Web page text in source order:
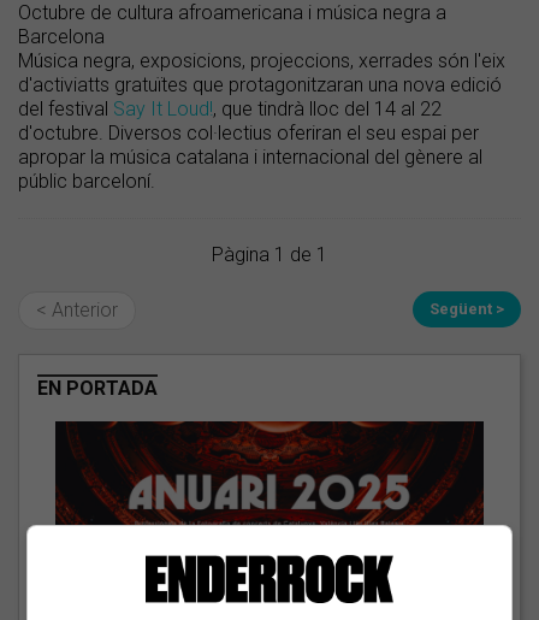
Octubre de cultura afroamericana i música negra a
Barcelona
Música negra, exposicions, projeccions, xerrades són l'eix
d'activiatts gratuïtes que protagonitzaran una nova edició
del festival Say It Loud!, que tindrà lloc del 14 al 22
d'octubre. Diversos col·lectius oferiran el seu espai per
apropar la música catalana i internacional del gènere al
públic barceloní.
Pàgina 1 de 1
< Anterior Següent >
EN PORTADA